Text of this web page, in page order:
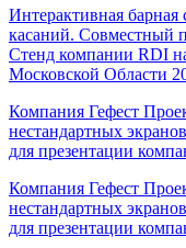
Интерактивная барная
касаний. Совместный
Стенд компании RDI
Московской Области
​Компания Гефест
нестандартных
для презентации
Компания Гефест
нестандартных
для презентации